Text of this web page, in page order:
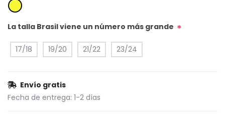
La talla Brasil viene un número más grande *
17/18 19/20 21/22 23/24
Envío gratis
Fecha de entrega: 1-2 días